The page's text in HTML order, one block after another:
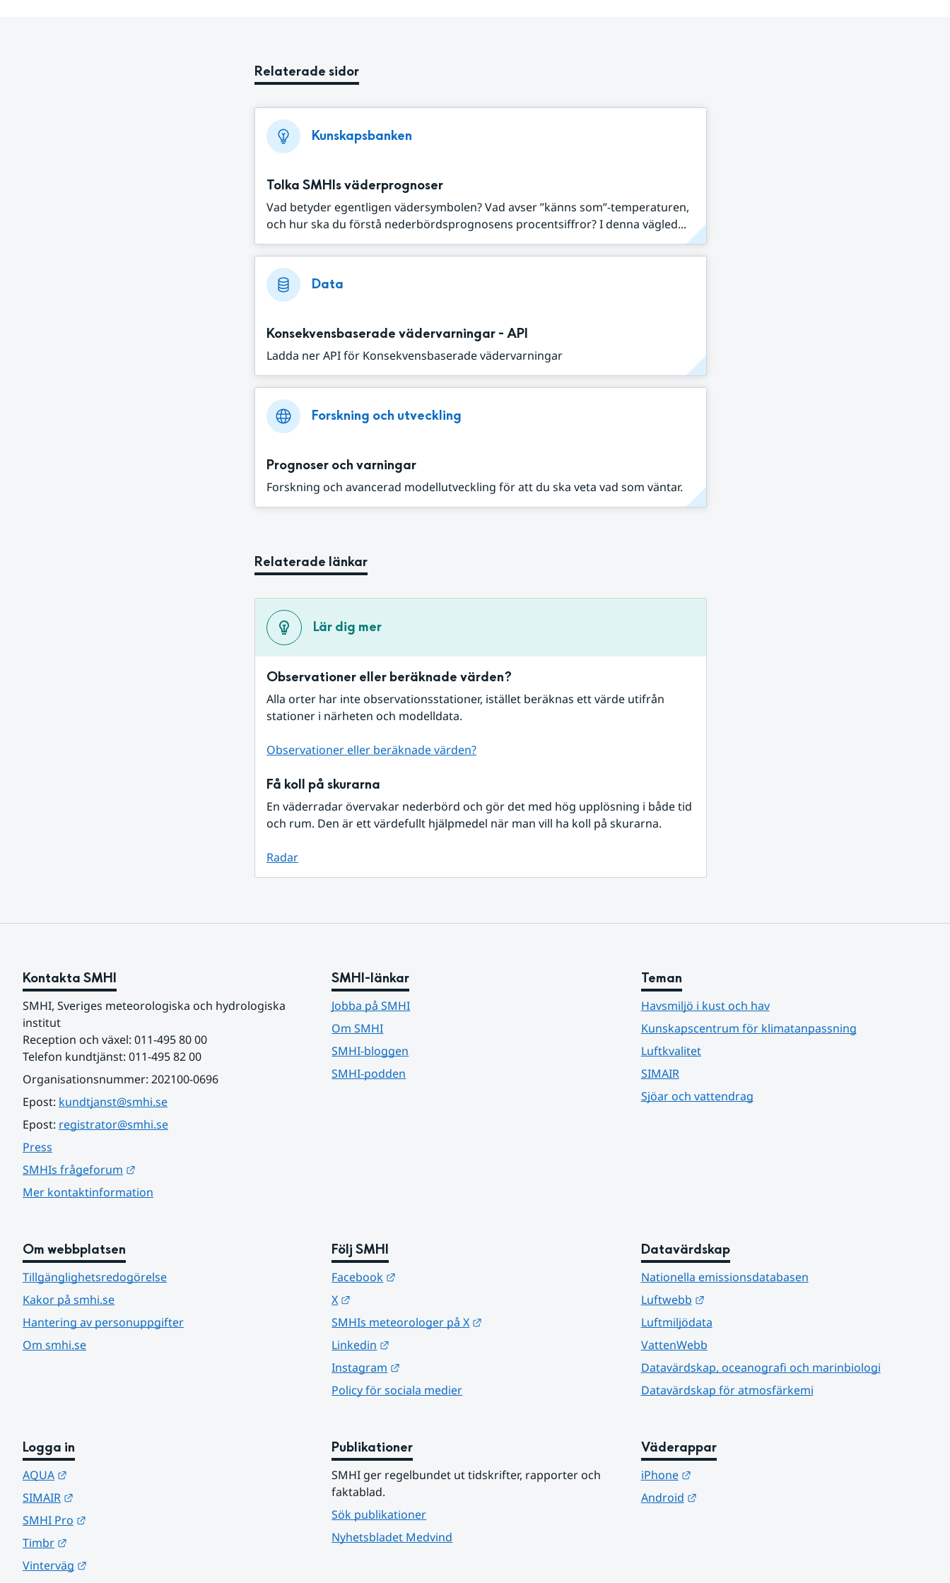
Relaterade sidor
Kunskapsbanken
Tolka SMHIs väderprognoser
Vad betyder egentligen vädersymbolen? Vad avser ”känns som”-temperaturen,
och hur ska du förstå nederbördsprognosens procentsiffror? I denna vägled...
Data
Konsekvensbaserade vädervarningar - API
Ladda ner API för Konsekvensbaserade vädervarningar
Forskning och utveckling
Prognoser och varningar
Forskning och avancerad modellutveckling för att du ska veta vad som väntar.
Relaterade länkar
Lär dig mer
Observationer eller beräknade värden?
Alla orter har inte observationsstationer, istället beräknas ett värde utifrån
stationer i närheten och modelldata.
Observationer eller beräknade värden?
Få koll på skurarna
En väderradar övervakar nederbörd och gör det med hög upplösning i både tid
och rum. Den är ett värdefullt hjälpmedel när man vill ha koll på skurarna.
Radar
Kontakta SMHI
SMHI, Sveriges meteorologiska och hydrologiska
institut
Reception och växel: 011-495 80 00
Telefon kundtjänst: 011-495 82 00
Organisationsnummer: 202100-0696
Epost: kundtjanst@smhi.se
Epost: registrator@smhi.se
Press
SMHIs frågeforum
Mer kontaktinformation
SMHI-länkar
Jobba på SMHI
Om SMHI
SMHI-bloggen
SMHI-podden
Teman
Havsmiljö i kust och hav
Kunskapscentrum för klimatanpassning
Luftkvalitet
SIMAIR
Sjöar och vattendrag
Om webbplatsen
Tillgänglighetsredogörelse
Kakor på smhi.se
Hantering av personuppgifter
Om smhi.se
Följ SMHI
Facebook
X
SMHIs meteorologer på X
Linkedin
Instagram
Policy för sociala medier
Datavärdskap
Nationella emissionsdatabasen
Luftwebb
Länk till annan webbplats.
Luftmiljödata
VattenWebb
Datavärdskap, oceanografi och marinbiologi
Datavärdskap för atmosfärkemi
Logga in
AQUA
SIMAIR
SMHI Pro
Timbr
Vinterväg
Publikationer
SMHI ger regelbundet ut tidskrifter, rapporter och
faktablad.
Sök publikationer
Nyhetsbladet Medvind
Väderappar
iPhone
Länk till annan webbplats.
Android
Länk till annan webbplats.